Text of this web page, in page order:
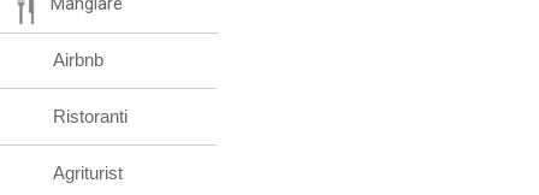
Airbnb
Ristoranti
Agriturist